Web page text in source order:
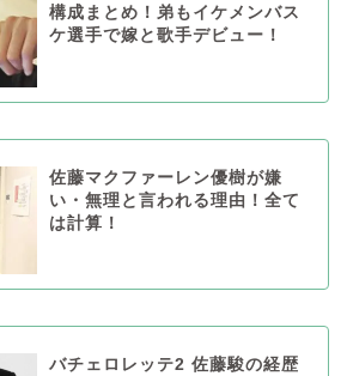
構成まとめ！弟もイケメンバス
ケ選手で嫁と歌手デビュー！
佐藤マクファーレン優樹が嫌
い・無理と言われる理由！全て
は計算！
バチェロレッテ2 佐藤駿の経歴